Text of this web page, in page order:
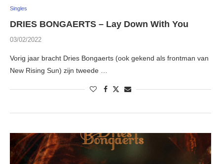
Singles
DRIES BONGAERTS – Lay Down With You
03/02/2022
Vorig jaar bracht Dries Bongaerts (ook gekend als frontman van
New Rising Sun) zijn tweede …